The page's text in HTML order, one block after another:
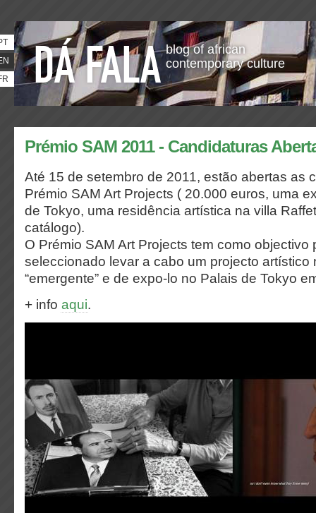
blog of african
contemporary culture
Prémio SAM 2011 - Candidaturas
Até 15 de setembro de 2011, estão abertas as
Prémio SAM Art Projects ( 20.000 euros, uma
de Tokyo, uma residência artística na villa
catálogo).
O Prémio SAM Art Projects tem como objectivo
seleccionado levar a cabo um projecto artístico
“emergente” e de expo-lo no Palais de Tokyo
+ info aqui.